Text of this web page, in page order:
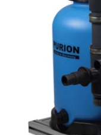
le média 0 en